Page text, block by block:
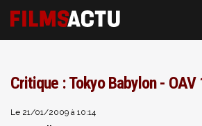
Critique : Tokyo Babylon - OAV
Le 21/01/2009 à 10:14